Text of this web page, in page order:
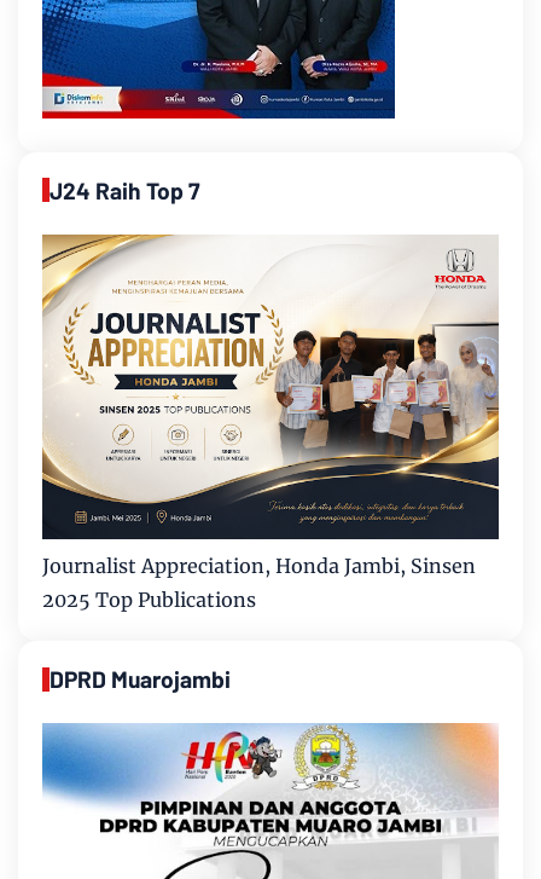
J24 Raih Top 7
Journalist Appreciation, Honda Jambi, Sinsen
2025 Top Publications
DPRD Muarojambi